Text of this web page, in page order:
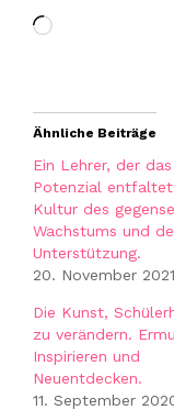
Wird
Ähnliche Beiträge
Ein Lehrer, der das
Potenzial
Kultur des
Wachstums und
Unterstützung.
20. November 2021
Die Kunst,
zu verändern.
Inspirieren und
Neuentdecken.
11. September